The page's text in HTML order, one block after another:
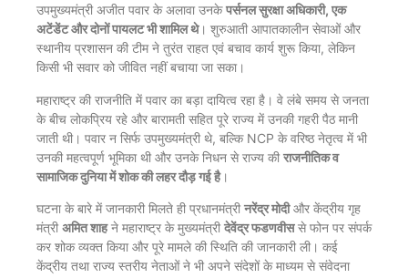
उपमुख्यमंत्री अजीत पवार के अलावा उनकेपर्सनल सुरक्षा अधिकारी, एक
अटेंडेंट और दोनों पायलट भी शामिल थे। शुरुआती आपातकालीन सेवाओं और
स्थानीय प्रशासन की टीम ने तुरंत राहत एवं बचाव कार्य शुरू किया, लेकिन
किसी भी सवार को जीवित नहीं बचाया जा सका।
महाराष्ट्र की राजनीति में पवार का बड़ा दायित्व रहा है। वे लंबे समय से जनता
के बीच लोकप्रिय रहे और बारामती सहित पूरे राज्य में उनकी गहरी पैठ मानी
जाती थी। पवार न सिर्फ उपमुख्यमंत्री थे, बल्कि NCP के वरिष्ठ नेतृत्व में भी
उनकी महत्वपूर्ण भूमिका थी और उनके निधन से राज्य की राजनीतिक व
सामाजिक दुनिया में शोक की लहर दौड़ गई है।
घटना के बारे में जानकारी मिलते ही प्रधानमंत्री नरेंद्र मोदीऔर केंद्रीय गृह
मंत्री अमित शाहने महाराष्ट्र के मुख्यमंत्री देवेंद्र फडणवीससे फोन पर संपर्क
कर शोक व्यक्त किया और पूरे मामले की स्थिति की जानकारी ली। कई
केंद्रीय तथा राज्य स्तरीय नेताओं ने भी अपने संदेशों के माध्यम से संवेदना